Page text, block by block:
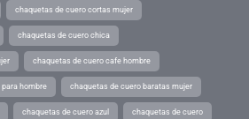
chaquetas de cuero cortas mujer
chaquetas de cuero chica
chaquetas de cuero cafe hombre
hombre chaquetas de cuero baratas mujer
chaquetas de cuero azul chaquetas de cuero